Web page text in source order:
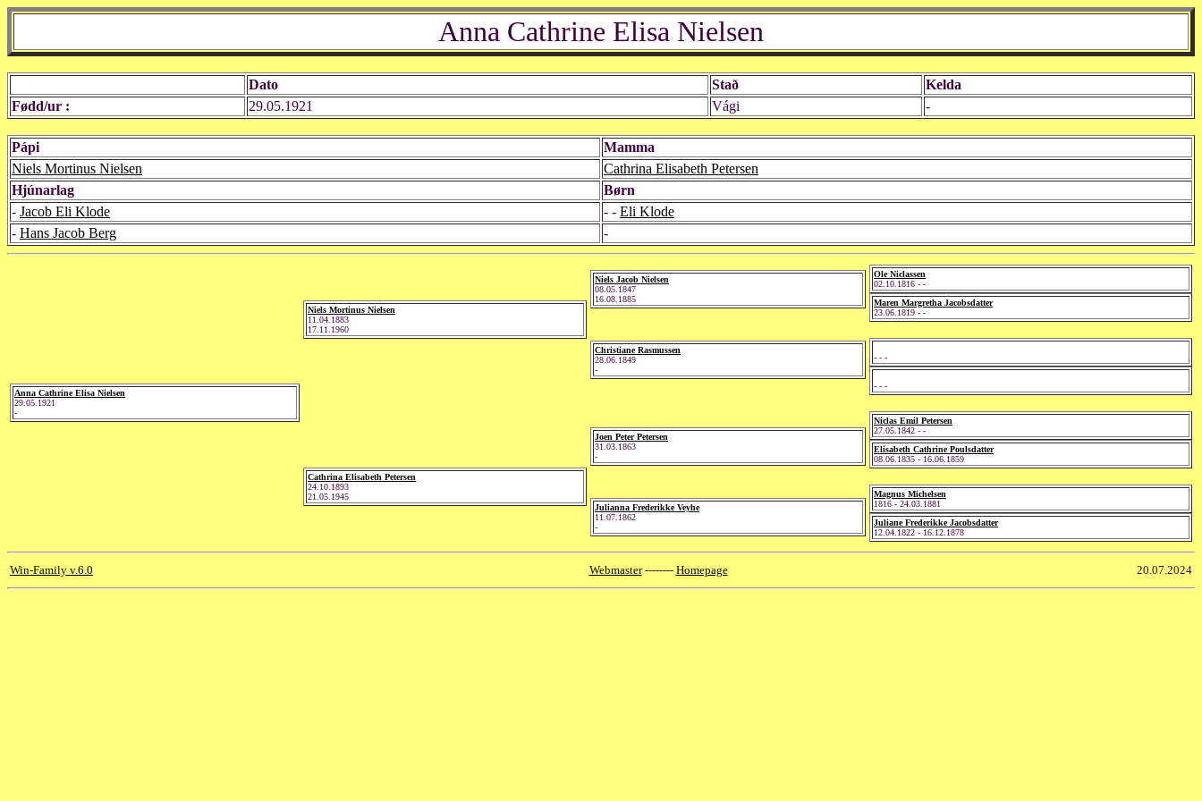
Anna Cathrine Elisa Nielsen
Dato Stað
Kelda
Fødd/ur :
29.05.1921 Vági -
Pápi
Mamma
Niels Mortinus Nielsen
Cathrina Elisabeth Petersen
Hjúnarlag
Børn
- Jacob Eli Klode - - Eli Klode
- Hans Jacob Berg -
Anna Cathrine Elisa Nielsen
29.05.1921
-
Niels Mortinus Nielsen
11.04.1883
17.11.1960
Cathrina Elisabeth Petersen
24.10.1893
21.05.1945
Niels Jacob Nielsen
08.05.1847
16.08.1885
Christiane Rasmussen
28.06.1849
-
Joen Peter Petersen
31.03.1863
-
Julianna Frederikke Veyhe
11.07.1862
-
Ole Niclassen
02.10.1816 - -
Maren Margretha Jacobsdatter
23.06.1819 - -
- - -
- - -
Niclas Emil Petersen
27.05.1842 - -
Elisabeth Cathrine Poulsdatter
08.06.1835 - 16.06.1859
Magnus Michelsen
1816 - 24.03.1881
Juliane Frederikke Jacobsdatter
12.04.1822 - 16.12.1878
Win-Family v.6.0 Webmaster-------- Homepage 20.07.2024